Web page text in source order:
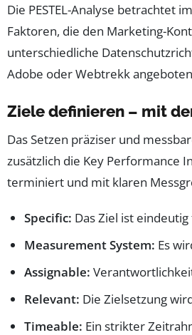
Die PESTEL-Analyse betrachtet im
Faktoren, die den Marketing-
unterschiedliche
Adobe oder Webtrekk
Ziele definieren – mit
Das Setzen präziser und
zusätzlich die Key Performance
terminiert und mit klaren
Specific: Das Ziel ist
Measurement System: Es
Assignable:
Relevant: Die Zielsetzung
Timeable: Ein strikter